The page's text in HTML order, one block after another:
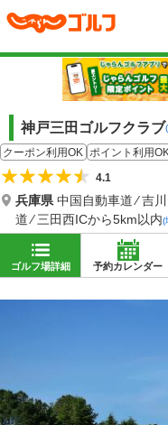
神戸三田ゴルフクラブ
クーポン利用OK ポイント利用
4.1
兵庫県中国自動車道 ⁄ 吉
道 ⁄ 三田西ICから5km以内(
ゴルフ場詳細 予約カレンダー